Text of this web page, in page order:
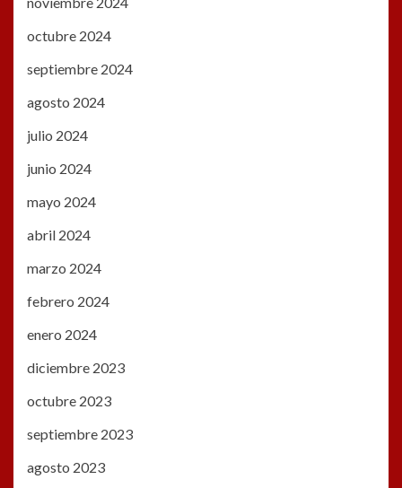
octubre 2024
septiembre 2024
agosto 2024
julio 2024
junio 2024
mayo 2024
abril 2024
marzo 2024
febrero 2024
enero 2024
diciembre 2023
octubre 2023
septiembre 2023
agosto 2023